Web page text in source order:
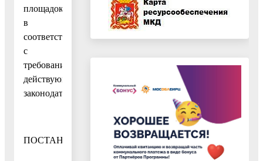
площадок
в
соответствии
с
требованиями
действующего
законодательства
ПОСТАНОВЛЯЮ: